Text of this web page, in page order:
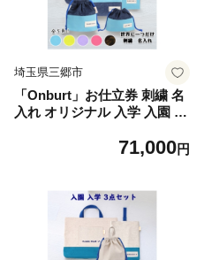
埼玉県三郷市
「Onburt」お仕立券 刺繍 名
入れ オリジナル 入学 入園 5
71,000円